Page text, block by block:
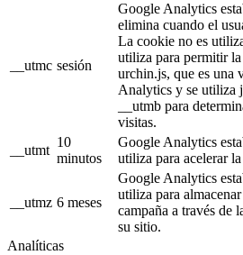
__utmc sesión
Google Analytics
elimina cuando el
La cookie no es
utiliza para permitir
urchin.js, que es una
Analytics y se utiliza
__utmb para
visitas.
__utmt
10
minutos
Google Analytics
utiliza para acelerar
__utmz 6 meses
Google Analytics
utiliza para
campaña a través de
su sitio.
Analíticas